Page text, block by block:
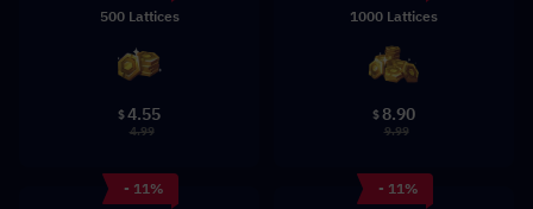
500 Lattices
$4.55
4.99
1000 Lattices
$ 8.90
9.99
- 11%
- 11%